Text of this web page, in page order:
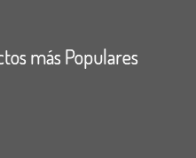
más Populares